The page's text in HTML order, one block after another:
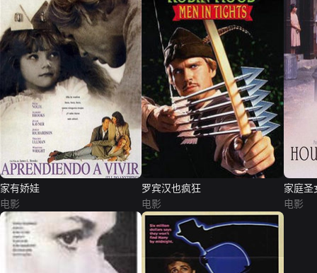
家有娇娃
电影
罗宾汉也疯狂
电影
家庭圣
电影